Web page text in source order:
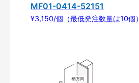
MF01-0414-52151
¥3,150/個（最低発注数量は10個）